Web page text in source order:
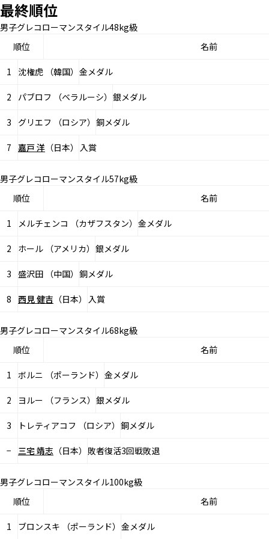
最終順位
男子グレコローマンスタイル48kg級
順位
名前
1 沈権虎 （韓国） 金メダル
2 パブロフ （ベラルーシ） 銀メダル
3 グリエフ （ロシア） 銅メダル
7 嘉戸 洋 （日本） 入賞
男子グレコローマンスタイル57kg級
順位
名前
1 メルチェンコ （カザフスタン） 金メダル
2 ホール （アメリカ） 銀メダル
3 盛沢田 （中国） 銅メダル
8 西見 健吉 （日本） 入賞
男子グレコローマンスタイル68kg級
順位
名前
1 ボルニ （ポーランド） 金メダル
2 ヨルー （フランス） 銀メダル
3 トレティアコフ （ロシア） 銅メダル
− 三宅 靖志 （日本） 敗者復活3回戦敗退
男子グレコローマンスタイル100kg級
順位
名前
1 ブロンスキ （ポーランド） 金メダル